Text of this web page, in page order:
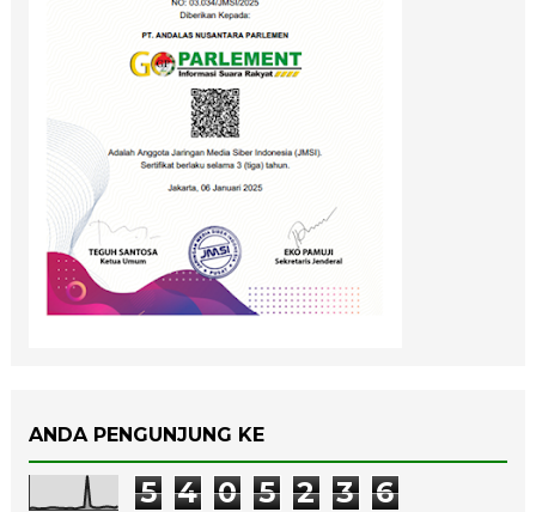
ANDA PENGUNJUNG KE
5 4 0 5 2 3 6